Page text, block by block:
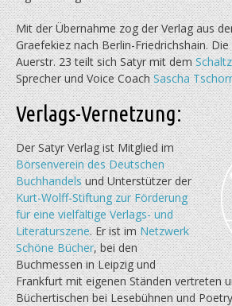
Mit der Übernahme zog der Verlag aus
Graefekiez nach Berlin-Friedrichshain.
Auerstr. 23 teilt sich Satyr mit dem
Sprecher und Voice CoachSascha
Verlags-Vernetzung:
Der Satyr Verlag ist Mitglied im
Börsenverein des Deutschen
Buchhandelsund Unterstützer der
Kurt-Wolff-Stiftung zur Förderung
für eine vielfältige Verlags- und
Literaturszene. Er ist imNetzwerk
Schöne Bücher, bei den
Buchmessen in Leipzig und
Frankfurt mit eigenen Ständen vertreten
Büchertischen bei Lesebühnen und